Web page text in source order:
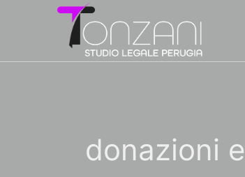
donazioni